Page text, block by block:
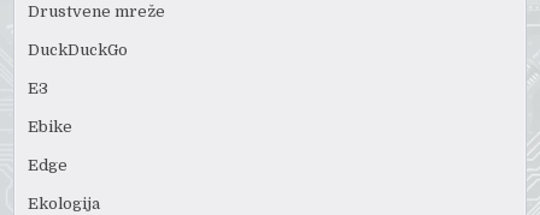
Drustvene mreže
DuckDuckGo
E3
Ebike
Edge
Ekologija